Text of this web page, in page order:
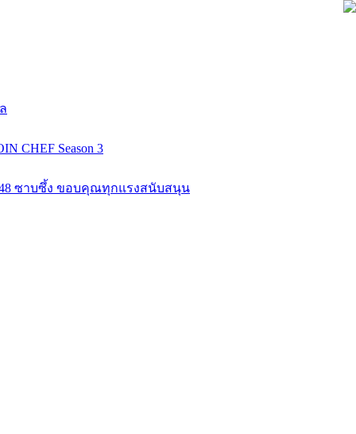
CHEF Season 3
ซาบซึ้ง ขอบคุณทุกแรงสนับสนุน